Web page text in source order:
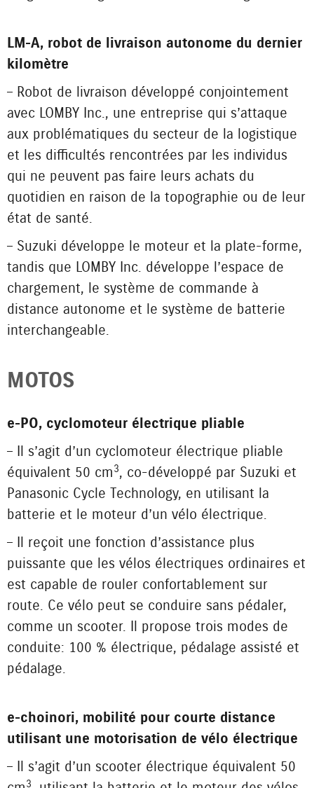
LM-A, robot de livraison autonome du dernier
kilomètre
– Robot de livraison développé conjointement
avec LOMBY Inc., une entreprise qui s’attaque
aux problématiques du secteur de la logistique
et les difficultés rencontrées par les individus
qui ne peuvent pas faire leurs achats du
quotidien en raison de la topographie ou de leur
état de santé.
– Suzuki développe le moteur et la plate-forme,
tandis que LOMBY Inc. développe l’espace de
chargement, le système de commande à
distance autonome et le système de batterie
interchangeable.
MOTOS
e-PO, cyclomoteur électrique pliable
– Il s’agit d’un cyclomoteur électrique pliable
équivalent 50 cm3, co-développé par Suzuki et
Panasonic Cycle Technology, en utilisant la
batterie et le moteur d’un vélo électrique.
– Il reçoit une fonction d’assistance plus
puissante que les vélos électriques ordinaires et
est capable de rouler confortablement sur
route. Ce vélo peut se conduire sans pédaler,
comme un scooter. Il propose trois modes de
conduite : 100 % électrique, pédalage assisté et
pédalage.
e-choinori, mobilité pour courte distance
utilisant une motorisation de vélo électrique
– Il s’agit d’un scooter électrique équivalent 50
3